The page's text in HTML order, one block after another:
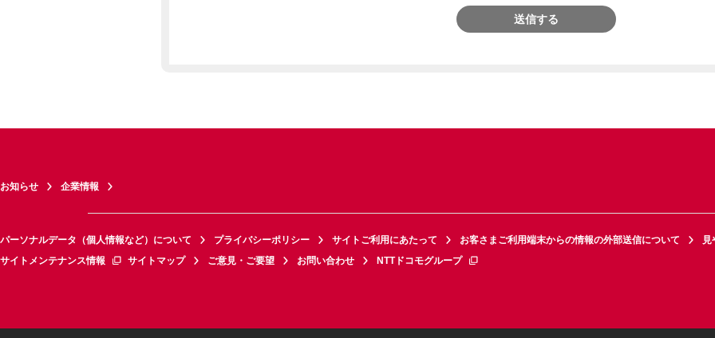
送信する
お知らせ 企業情報
パーソナルデータ（個人情報など）について プライバシーポリシー サイトご利用にあたって お客さまご利用端末からの情報の外部送信について
見
サイトメンテナンス情報
サイトマップ ご意見・ご要望 お問い合わせ NTTドコモグループ